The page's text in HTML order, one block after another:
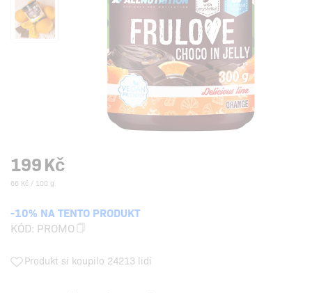
199Kč
66 Kč / 100 g
-10% NA TENTO PRODUKT
KÓD: PROMO
Produkt si koupilo 24213 lidí